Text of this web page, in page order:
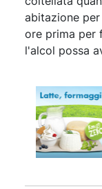
abitazione
ore prima per
l'alcol possa